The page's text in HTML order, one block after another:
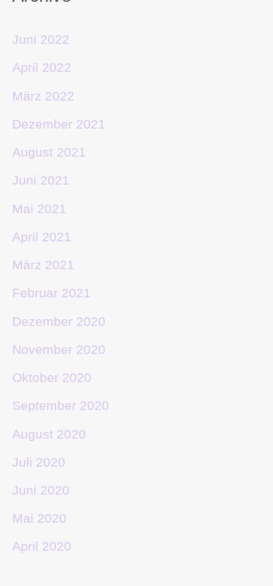
Juni 2022
April 2022
März 2022
Dezember 2021
August 2021
Juni 2021
Mai 2021
April 2021
März 2021
Februar 2021
Dezember 2020
November 2020
Oktober 2020
September 2020
August 2020
Juli 2020
Juni 2020
Mai 2020
April 2020